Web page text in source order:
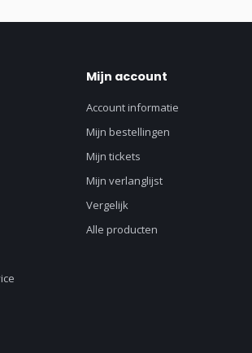
Mijn account
Account informatie
Mijn bestellingen
Mijn tickets
Mijn verlanglijst
Vergelijk
Alle producten